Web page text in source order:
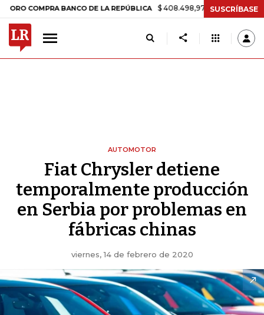
BANCO DE LA REPÚBLICA $ 408.498,97 +$ 8.753,81 +2,19%
SUSCRÍBASE
AUTOMOTOR
Fiat Chrysler detiene
temporalmente producción
en Serbia por problemas en
fábricas chinas
viernes, 14 de febrero de 2020